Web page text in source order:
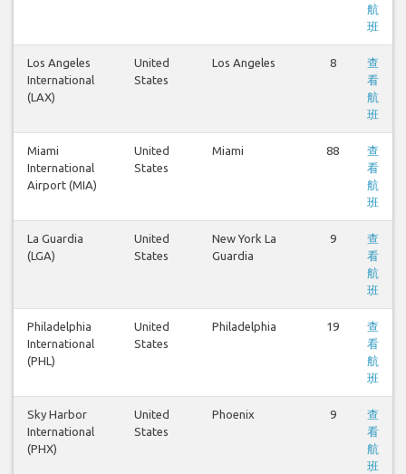
航
班
Los Angeles
International
(LAX)
United
States
Los Angeles 8
查
看
航
班
Miami
International
Airport (MIA)
United
States
Miami 88
查
看
航
班
La Guardia
(LGA)
United
States
New York La
Guardia
9
查
看
航
班
Philadelphia
International
(PHL)
United
States
Philadelphia 19
查
看
航
班
Sky Harbor
International
(PHX)
United
States
Phoenix 9
查
看
航
班